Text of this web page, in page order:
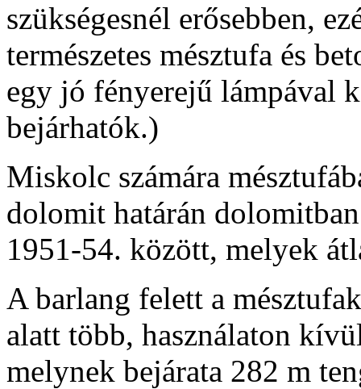
szükségesnél erősebben,
természetes mésztufa és
egy jó fényerejű lámpával
bejárhatók.)
Miskolc számára
dolomit határán
1951-54. között, melyek
A barlang felett a
alatt több, használaton
melynek bejárata 282 m